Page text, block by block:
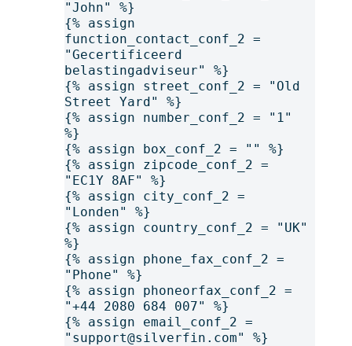
"John" %}
{% assign
function_contact_conf_2 =
"Gecertificeerd
belastingadviseur" %}
{% assign street_conf_2 = "Old
Street Yard" %}
{% assign number_conf_2 = "1"
%}
{% assign box_conf_2 = "" %}
{% assign zipcode_conf_2 =
"EC1Y 8AF" %}
{% assign city_conf_2 =
"Londen" %}
{% assign country_conf_2 = "UK"
%}
{% assign phone_fax_conf_2 =
"Phone" %}
{% assign phoneorfax_conf_2 =
"+44 2080 684 007" %}
{% assign email_conf_2 =
"support@silverfin.com" %}